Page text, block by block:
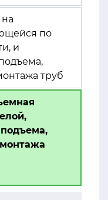
по
и
труб